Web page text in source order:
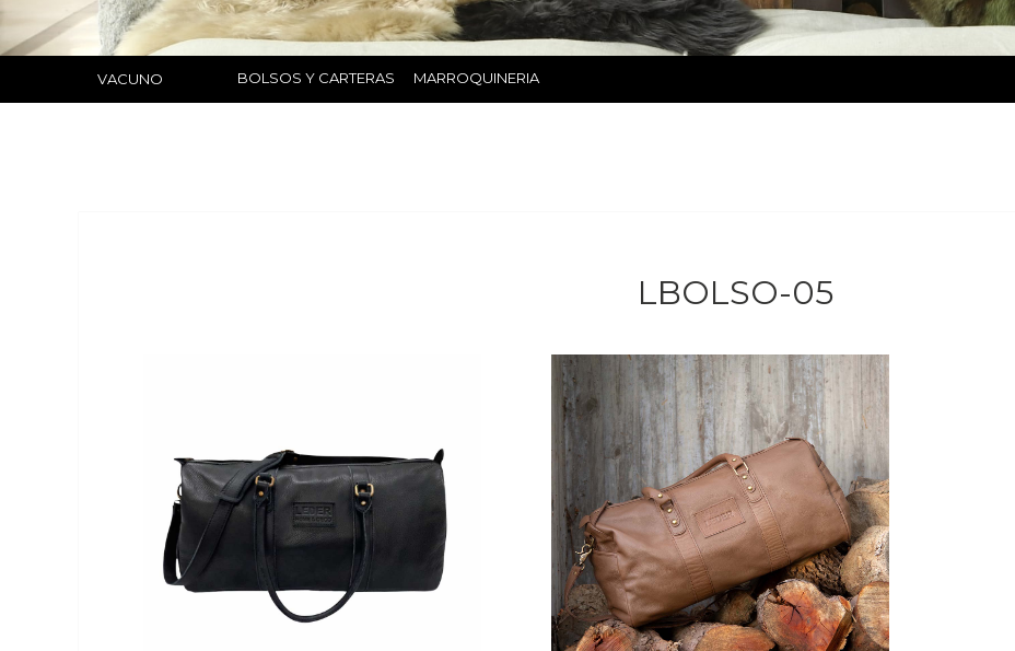
VACUNO BOLSOS Y CARTERAS MARROQUINERIA
LBOLSO-05